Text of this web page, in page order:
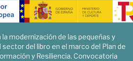
la modernización de las pequeñas y
del libro en el marco del Plan de
y Resiliencia. Convocatoria